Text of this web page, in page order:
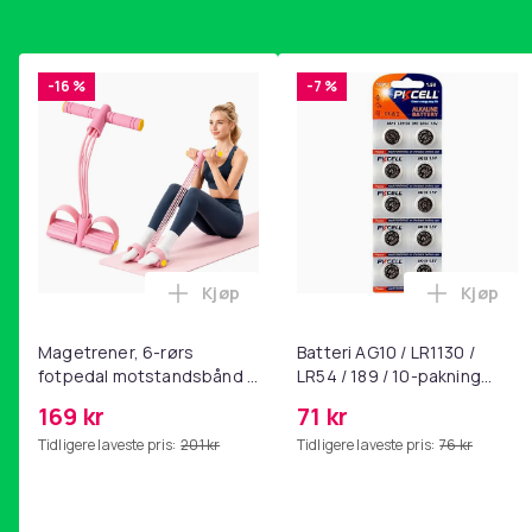
-16 %
Magetrener, 6-rørs
fotpedal motstandsbånd -
yoga og
hjemmegymnastikk Pink
169 kr
Tidligere laveste pris: 201 kr
Legg Magetrener, 6-rørs fotpedal
Kjøp
-7 %
Batteri AG10 / LR1130 /
LR54 / 189 / 10-pakning
71 kr
Tidligere laveste pris: 76 kr
Legg
Kjøp